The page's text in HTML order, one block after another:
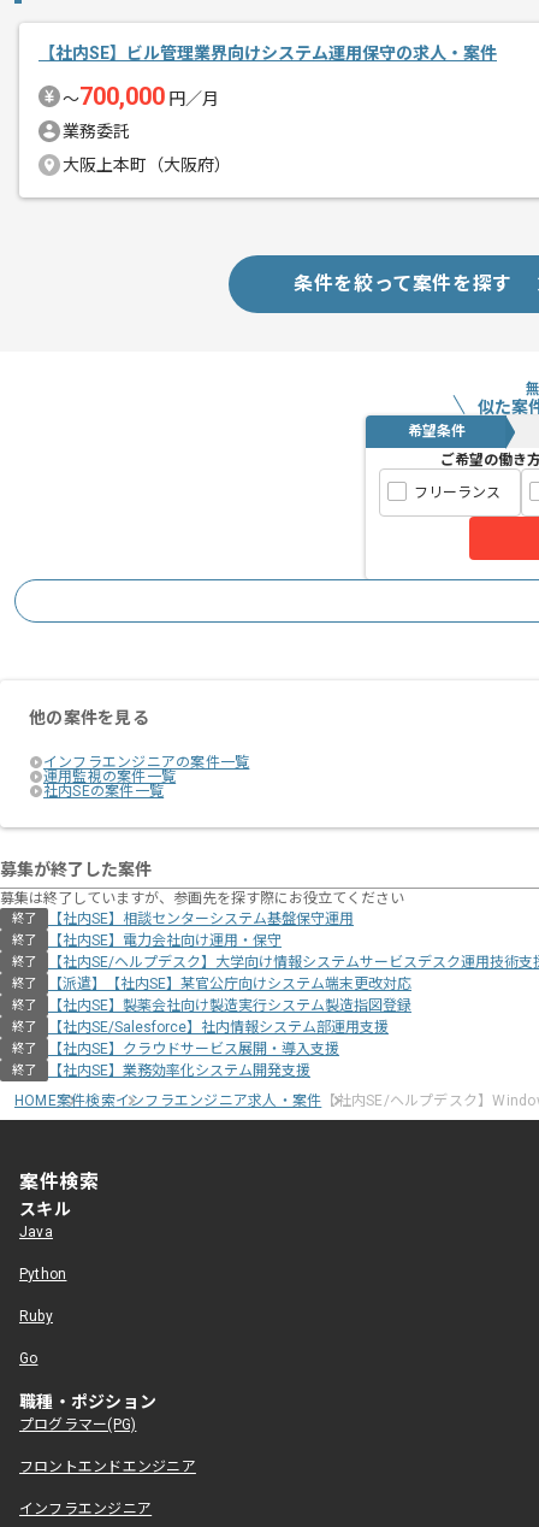
【社内SE】ビル管理業界向けシステム運用保守の求人・案件
〜700,000 円／月
業務委託
大阪上本町（大阪府）
条件を絞って案件を探す
似た案
希望条件
ご希望の働き
フリーランス
他の案件を見る
インフラエンジニアの案件一覧
運用監視の案件一覧
社内SEの案件一覧
募集が終了した案件
募集は終了していますが、参画先を探す際にお役立てください
終了 【社内SE】相談センターシステム基盤保守運用
終了 【社内SE】電力会社向け運用・保守
終了 【社内SE/ヘルプデスク】大学向け情報システムサービスデスク運用技術
終了 【派遣】【社内SE】某官公庁向けシステム端末更改対応
終了 【社内SE】製薬会社向け製造実行システム製造指図登録
終了 【社内SE/Salesforce】社内情報システム部運用支援
終了 【社内SE】クラウドサービス展開・導入支援
終了
【社内SE】業務効率化システム開発支援
HOME案件検索インフラエンジニア求人・案件 【社内SE/ヘルプデスク】
案件検索
スキル
Java
Python
Ruby
Go
職種・ポジション
プログラマー(PG)
フロントエンドエンジニア
インフラエンジニア